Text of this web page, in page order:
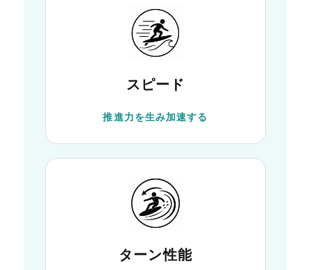
スピード
推進力を生み加速する
ターン性能